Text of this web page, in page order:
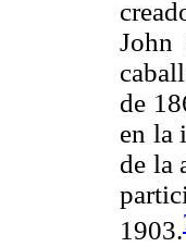
John
de
en la
de la
1903.